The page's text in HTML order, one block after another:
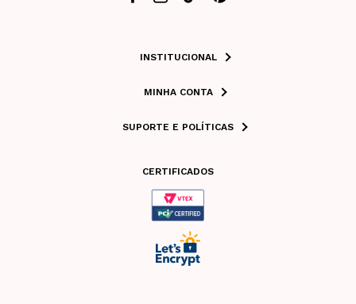
INSTITUCIONAL
MINHA CONTA
SUPORTE E POLÍTICAS
CERTIFICADOS